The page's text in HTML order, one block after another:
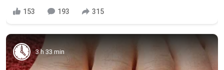
153 193 315
3 h 33 min